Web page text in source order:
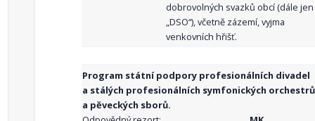
dobrovolných svazků obcí (dále jen
„DSO“), včetně zázemí, vyjma
venkovních hřišť.
Program státní podpory profesionálních divadel
a stálých profesionálních symfonických orchestrů
a pěveckých sborů.